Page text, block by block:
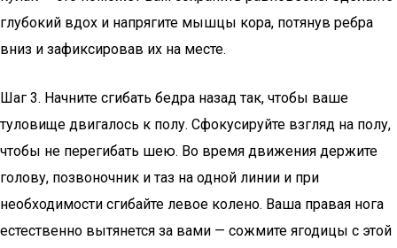
глубокий вдох и напрягите мышцы кора, потянув ребра
вниз и зафиксировав их на месте.
Шаг 3. Начните сгибать бедра назад так, чтобы ваше
туловище двигалось к полу. Сфокусируйте взгляд на полу,
чтобы не перегибать шею. Во время движения держите
голову, позвоночник и таз на одной линии и при
необходимости сгибайте левое колено. Ваша правая нога
естественно вытянется за вами — сожмите ягодицы с этой